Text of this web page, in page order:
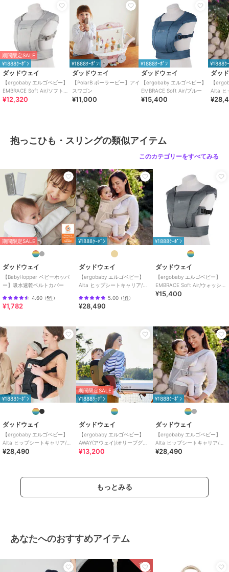
商品カテゴリ ベビー用品・おもちゃ
抱っこ
ひも・スリング
性別タイプ
ボーイズ
ベビー用品・おもちゃ
抱っこ
ひも・スリング
ガールズ
ベビー用品・おもちゃ
／抱っこ
ひも・スリング
カラー
ﾅﾁｭﾗﾙﾍﾞｰｼﾞｭ、ﾁｬｺｰﾙｸﾞﾚｰ、ﾙﾐﾅｽｱｲ
商品のお取り扱い方法
期間限定SALE
¥1888ｸｰﾎﾟﾝ
ダッドウェイ
【ergobaby エルゴベビー】
EMBRACE Soft Air/ソフトグ
レー
¥12,320
¥1888ｸｰﾎﾟﾝ
ダッドウェイ
【PolarB ポーラービー】アイ
スワゴン
¥11,000
¥1888ｸｰﾎﾟﾝ
ダッドウェイ
【ergobaby エルゴベビー】
EMBRACE Soft Air/ブルー
¥15,400
¥1888ｸ
ダッ
【
Alta ヒ
チュラ
抱っこひも・スリングの類似アイテム
このカテゴリーをすべてみる
期間限定SALE
ダッドウェイ
【BabyHopper ベビーホッパ
ー】吸水速乾ベルトカバー
4.60 （5件）
¥1,782
¥1888ｸｰﾎﾟﾝ
ダッドウェイ
【ergobaby エルゴベビー】
Alta ヒップシートキャリア/ナ
5.00 （1件）
¥28,490
¥1888ｸｰﾎﾟﾝ
ダッドウェイ
【ergobaby エルゴベビー】
EMBRACE Soft Air/ウォッシュ
ドブラック
¥15,400
¥1888ｸｰﾎﾟﾝ
ダッドウェイ
【ergobaby エルゴベビー】
Alta ヒップシートキャリア/オ
ニキスブラック
¥28,490
期間限定SALE
¥1888ｸｰﾎﾟﾝ
ダッドウェイ
【ergobaby エルゴベビー】
AWAY(アウェイ)/オリーブグリ
ーン
¥13,200
¥1888ｸｰﾎﾟﾝ
ダッドウェイ
【ergobaby エルゴベビー】
Alta ヒップシートキャリア/パ
ールグレー
¥28,490
もっとみる
あなたへのおすすめアイテム